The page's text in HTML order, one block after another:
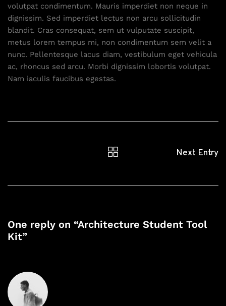
volutpat condimentum. Mauris imperdiet non neque in
dignissim. Sed imperdiet lectus non arcu sollicitudin
blandit. Cras consequat, sem ut vulputate suscipit,
metus lorem tempus mi, non condimentum sem velit a
nunc. Pellentesque lacus diam, vestibulum eget vehicula
ac, rhoncus sed arcu. Morbi dignissim lobortis volutpat.
Nam iaculis faucibus egestas.
Next Entry
One reply on “Architecture Student Tool
Kit”